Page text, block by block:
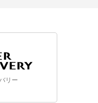
リー